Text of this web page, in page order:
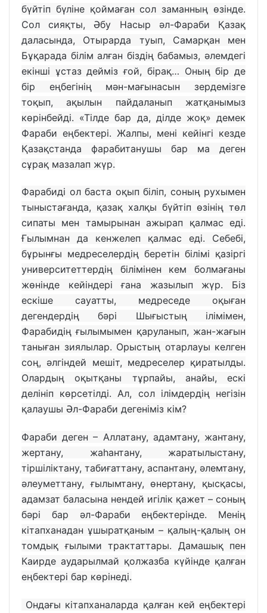
бүйтіп бүліне қоймаған сол заманның өзінде.
Сол сияқты, Әбу Насыр әл-Фараби Қазақ
даласында, Отырарда туып, Самарқан мен
Бұқарада білім алған біздің бабамыз, әлемдегі
екінші ұстаз дейміз ғой, бірақ… Оның бір де
бір еңбегінің мән-мағынасын зердемізге
тоқып, ақылын пайдаланып жатқанымыз
көрінбейді. «Тілде бар да, ділде жоқ» демек
Фараби еңбектері. Жалпы, мені кейінгі кезде
Қазақстанда фарабитанушы бар ма деген
сұрақ мазалап жүр.
Фарабиді ол баста оқып біліп, соның рухымен
тыныстағанда, қазақ халқы бүйтіп өзінің төл
сипаты мен тамырынан ажырап қалмас еді.
Ғылымнан да кенжелеп қалмас еді. Себебі,
бұрынғы медреселердің беретін білімі қазіргі
университеттердің білімінен кем болмағаны
жөнінде кейіндері ғана жазылып жүр. Біз
ескіше сауатты, медреседе оқыған
дегендердің бәрі Шығыстың ілімімен,
Фарабидің ғылымымен қаруланып, жан-жағын
таныған зиялылар. Орыстың отарлауы келген
соң, әлгіндей мешіт, медреселер қиратылды.
Олардың оқытқаны тұрпайы, анайы, ескі
делініп көрсетілді. Ал, сол ілімдердің негізін
қалаушы Әл-Фараби дегеніміз кім?
Фараби деген – Аллатану, адамтану, жантану,
жертану, жаһантану, жаратылыстану,
тіршіліктану, табиғаттану, аспантану, әлемтану,
әлеуметтану, ғылымтану, өнертану, қысқасы,
адамзат баласына нендей игілік қажет – соның
бәрі бар әл-Фараби еңбектерінде. Менің
кітапханадан ұшыратқаным – қалың-қалың он
томдық ғылыми трактаттары. Дамашық пен
Каирде аударылмай қолжазба күйінде қалған
еңбектері бар көрінеді.
Ондағы кітапханаларда қалған кей еңбектері